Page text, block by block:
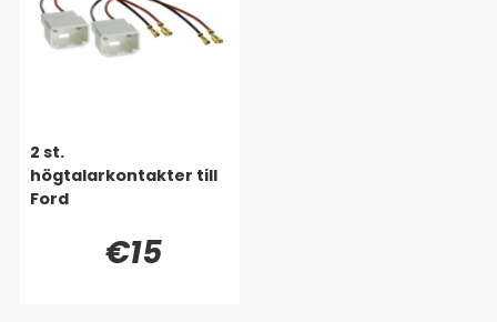
2 st.
högtalarkontakter till
Ford
€15